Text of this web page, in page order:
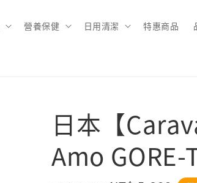
營養保健 日用清潔 特惠商品
日本【
Amo GORE-